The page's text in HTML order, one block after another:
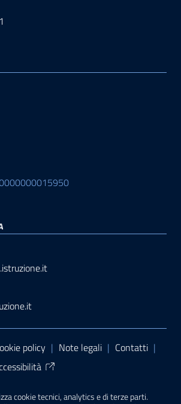
cookie tecnici, analytics e di terze parti.
Utili
policy | Note legali | Contatti |